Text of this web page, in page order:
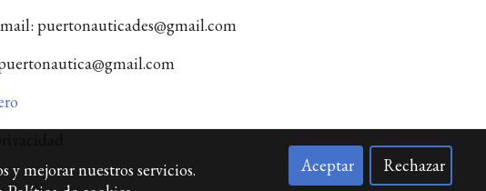
puertonauticades@gmail.com
y mejorar nuestros servicios.
Aceptar Rechazar